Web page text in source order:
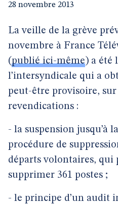
28 novembre 2013
La veille de la grève
novembre à France
(publié ici-même) a été
l’intersyndicale qui a
peut-être provisoire, sur
revendications :
- la suspension jusqu’à
procédure de
départs volontaires, qui
supprimer 361 postes ;
- le principe d’un audit